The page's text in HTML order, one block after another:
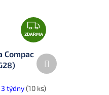
Z
D
R
M
A
ZDARMA
Compac
týdny(10 ks)
Další
produkt